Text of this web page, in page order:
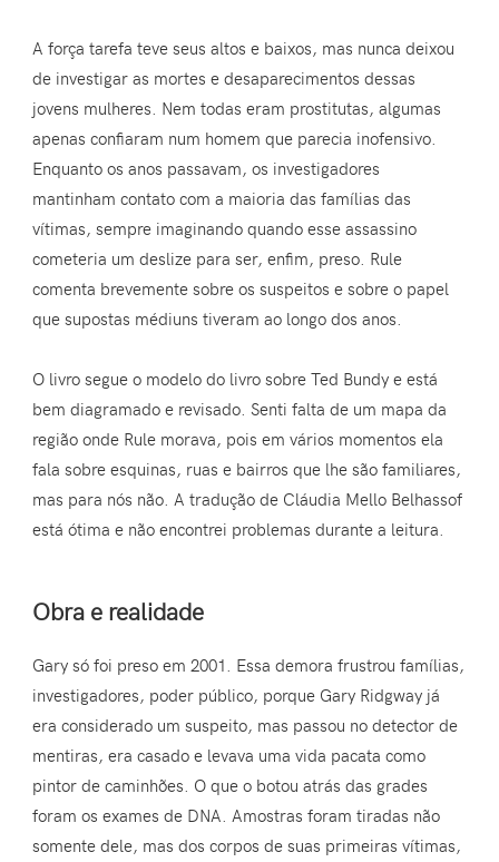
A força tarefa teve seus altos e baixos, mas nunca deixou
de investigar as mortes e desaparecimentos dessas
jovens mulheres. Nem todas eram prostitutas, algumas
apenas confiaram num homem que parecia inofensivo.
Enquanto os anos passavam, os investigadores
mantinham contato com a maioria das famílias das
vítimas, sempre imaginando quando esse assassino
cometeria um deslize para ser, enfim, preso. Rule
comenta brevemente sobre os suspeitos e sobre o papel
que supostas médiuns tiveram ao longo dos anos.
O livro segue o modelo do livro sobre Ted Bundy e está
bem diagramado e revisado. Senti falta de um mapa da
região onde Rule morava, pois em vários momentos ela
fala sobre esquinas, ruas e bairros que lhe são familiares,
mas para nós não. A tradução de Cláudia Mello Belhassof
está ótima e não encontrei problemas durante a leitura.
Obra e realidade
Gary só foi preso em 2001. Essa demora frustrou famílias,
investigadores, poder público, porque Gary Ridgway já
era considerado um suspeito, mas passou no detector de
mentiras, era casado e levava uma vida pacata como
pintor de caminhões. O que o botou atrás das grades
foram os exames de DNA. Amostras foram tiradas não
somente dele, mas dos corpos de suas primeiras vítimas,